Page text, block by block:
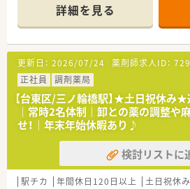
【店舗情報と応需状況について】
■最寄り駅である日暮里駅から徒歩
おり、毎日の通勤もしやすい立地で
■内科や耳鼻科など幅広い科目を応
120枚の処方箋に対応しています。
■常勤薬剤師5名体制で運営しており
施設の在宅医療も支えています。
【求人情報について】
■正社員としての募集であり、年収
で相談可能です。
■年間休日は124日確保されており
長く働ける条件です。
■これまでのご経験やスキルを十分
詳細を見る
更新日： 2026/07/24 薬剤師求人ID：
正社員
調剤薬局
【台東区/三ノ輪橋駅】★土日祝休み★
｜常時2名体制｜卸との薬の調整や
せ！｜年末年始休暇あり♪
検討リストに
駅チカ 年間休日120日以上 土日祝休み